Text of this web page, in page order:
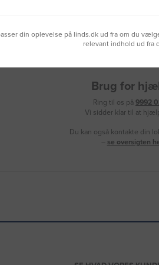
Brug for
Ring til os på 9992
Vi sidder klar til at
Du kan også kontakte din
– se oversigten
din oplevelse på linds.dk ud fra om du
relevant indhold ud fra